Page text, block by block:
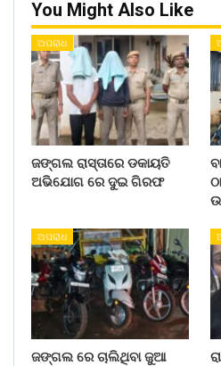
You Might Also Like
ଅପରାଧ
ଜଙ୍ଗଲ ରାସ୍ତାରେ ଡକାୟତି
ଅଭିଯୋଗ ରେ ଦୁଇ ଗିରଫ
ଅପରାଧ
ଜଙ୍ଗଲ ରେ ଚାଲିଥିବା ଜୁଆ